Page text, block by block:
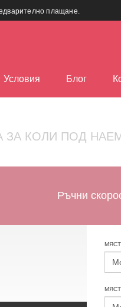
плащане.
Условия Блог
ЗА КОЛИ ПОД
Ръчни